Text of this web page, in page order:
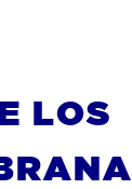
LOS